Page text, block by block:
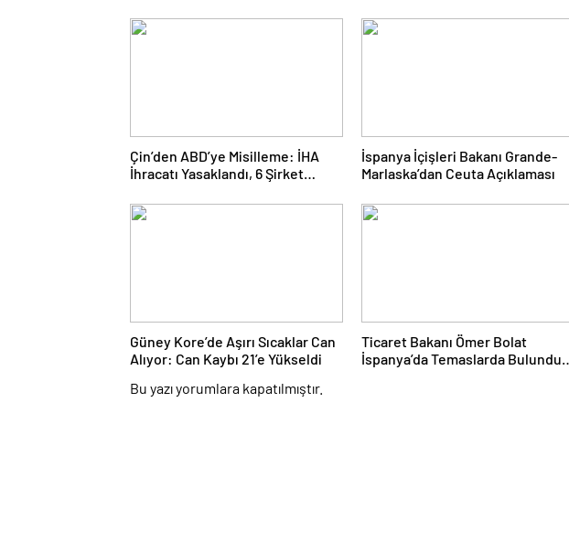
Çin’den ABD’ye Misilleme: İHA
İhracatı Yasaklandı, 6 Şirket
İspanya İçişleri Bakanı Grande-
Marlaska’dan Ceuta Açıklaması
Güney Kore’de Aşırı Sıcaklar Can
Alıyor: Can Kaybı 21’e Yükseldi
Ticaret Bakanı Ömer Bolat
İspanya’da Temaslarda Bulundu:
Bu yazı yorumlara kapatılmıştır.